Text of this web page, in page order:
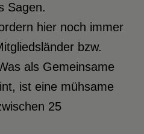
Sagen.
hier noch immer
bzw.
als Gemeinsame
ist eine mühsame
25